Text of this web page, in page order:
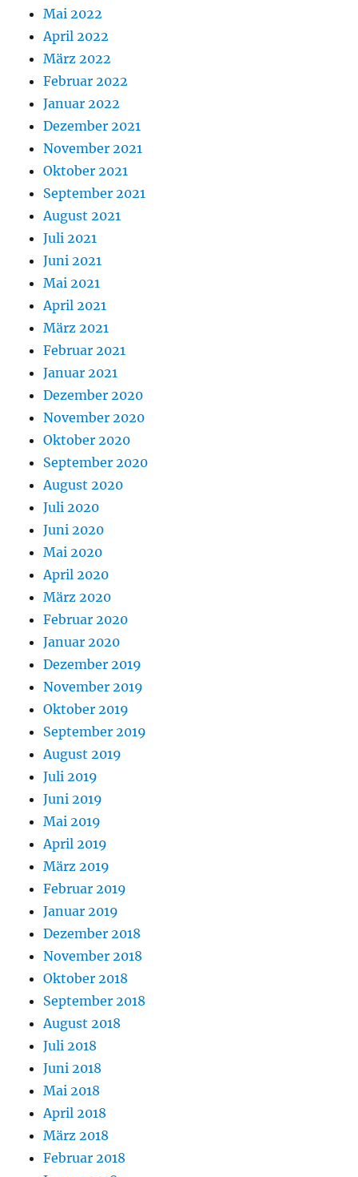
Mai 2022
April 2022
März 2022
Februar 2022
Januar 2022
Dezember 2021
November 2021
Oktober 2021
September 2021
August 2021
Juli 2021
Juni 2021
Mai 2021
April 2021
März 2021
Februar 2021
Januar 2021
Dezember 2020
November 2020
Oktober 2020
September 2020
August 2020
Juli 2020
Juni 2020
Mai 2020
April 2020
März 2020
Februar 2020
Januar 2020
Dezember 2019
November 2019
Oktober 2019
September 2019
August 2019
Juli 2019
Juni 2019
Mai 2019
April 2019
März 2019
Februar 2019
Januar 2019
Dezember 2018
November 2018
Oktober 2018
September 2018
August 2018
Juli 2018
Juni 2018
Mai 2018
April 2018
März 2018
Februar 2018